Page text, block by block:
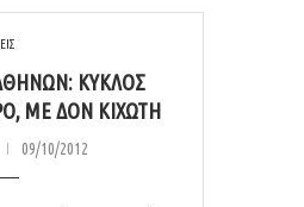
ΚΎΚΛΟΣ
ΜΕ ΔΟΝ ΚΙΧΏΤΗ
09/10/2012